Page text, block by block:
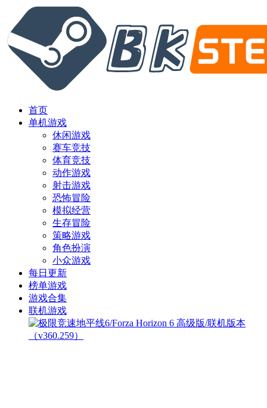
首页
单机游戏
休闲游戏
赛车竞技
体育竞技
动作游戏
射击游戏
恐怖冒险
模拟经营
生存冒险
策略游戏
角色扮演
小众游戏
每日更新
榜单游戏
游戏合集
联机游戏